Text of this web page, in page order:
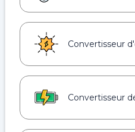
Convertisseur
Convertisseur